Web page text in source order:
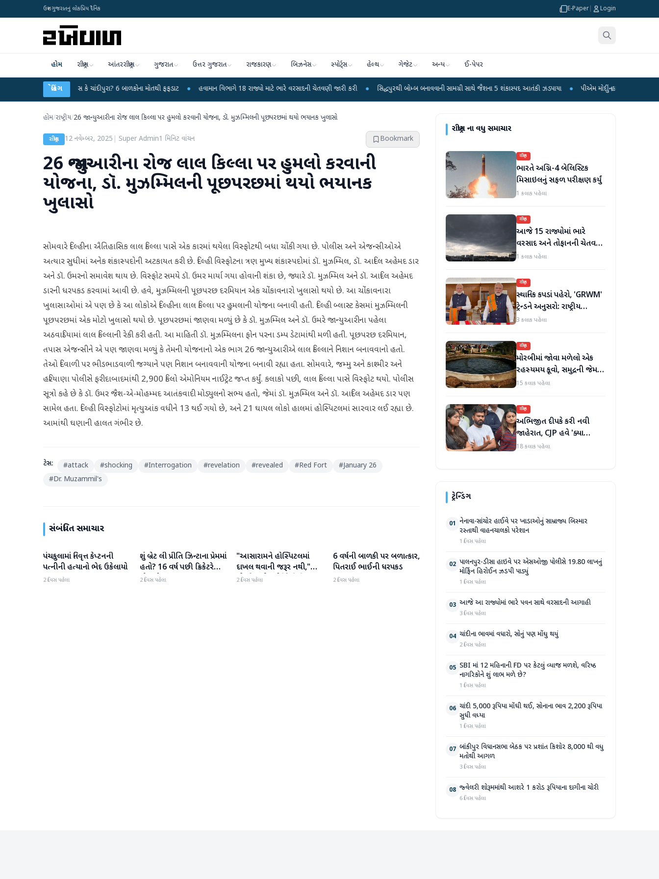
ઉત્તર ગુજરાતનું લોકપ્રિય દૈનિક E-Paper Login
હોમ રાષ્ટ્રીય આંતરરાષ્ટ્રીય ગુજરાત ઉત્તર ગુજરાત રાજકારણ બિઝનેસ સ્પોર્ટ્સ હેલ્થ ગેજેટ અન્ય ઈ-પેપર
બ્રેકિંગ
વાયરસ કે ચાંદીપુરા? 6 બાળકોના મોતથી ફફડાટ ● હવામાન વિભાગે 18 રાજ્યો માટે ભારે વરસાદની ચેતવણી જારી કરી ● સિદ્ધપુરથી બોમ્બ બનાવવાની સામગ્રી સાથે જૈશના 5 શંકાસ્પદ આતંકી ઝડપાયા ● પીએમ મોદીનું હસ્તલિખિત પોસ્ટકાર્ડ વિક્રમ-1
હોમ/રાષ્ટ્રીય/26 જાન્યુઆરીના રોજ લાલ કિલ્લા પર હુમલો કરવાની યોજના, ડૉ. મુઝમ્મિલની પૂછપરછમાં થયો ભયાનક ખુલાસો
રાષ્ટ્રીય 12 નવેમ્બર, 2025 Super Admin1 મિનિટ વાંચન Bookmark
26 જાન્યુઆરીના રોજ લાલ કિલ્લા પર હુમલો કરવાની
યોજના, ડૉ. મુઝમ્મિલની પૂછપરછમાં થયો ભયાનક
ખુલાસો
સોમવારે દિલ્હીના ઐતિહાસિક લાલ કિલ્લા પાસે એક કારમાં થયેલા વિસ્ફોટથી બધા ચોંકી ગયા છે. પોલીસ અને એજન્સીઓએ
અત્યાર સુધીમાં અનેક શંકાસ્પદોની અટકાયત કરી છે. દિલ્હી વિસ્ફોટના ત્રણ મુખ્ય શંકાસ્પદોમાં ડૉ. મુઝમ્મિલ, ડૉ. આદિલ અહેમદ ડાર
અને ડૉ. ઉમરનો સમાવેશ થાય છે. વિસ્ફોટ સમયે ડૉ. ઉમર માર્યા ગયા હોવાની શંકા છે, જ્યારે ડૉ. મુઝમ્મિલ અને ડૉ. આદિલ અહેમદ
ડારની ધરપકડ કરવામાં આવી છે. હવે, મુઝમ્મિલની પૂછપરછ દરમિયાન એક ચોંકાવનારો ખુલાસો થયો છે. આ ચોંકાવનારા
ખુલાસાઓમાં એ પણ છે કે આ લોકોએ દિલ્હીના લાલ કિલ્લા પર હુમલાની યોજના બનાવી હતી. દિલ્હી બ્લાસ્ટ કેસમાં મુઝમ્મિલની
પૂછપરછમાં એક મોટો ખુલાસો થયો છે. પૂછપરછમાં જાણવા મળ્યું છે કે ડૉ. મુઝમ્મિલ અને ડૉ. ઉમરે જાન્યુઆરીના પહેલા
અઠવાડિયામાં લાલ કિલ્લાની રેકી કરી હતી. આ માહિતી ડૉ. મુઝમ્મિલના ફોન પરના ડમ્પ ડેટામાંથી મળી હતી. પૂછપરછ દરમિયાન,
તપાસ એજન્સીને એ પણ જાણવા મળ્યું કે તેમની યોજનાનો એક ભાગ 26 જાન્યુઆરીએ લાલ કિલ્લાને નિશાન બનાવવાનો હતો.
તેઓ દિવાળી પર ભીડભાડવાળી જગ્યાને પણ નિશાન બનાવવાની યોજના બનાવી રહ્યા હતા. સોમવારે, જમ્મુ અને કાશ્મીર અને
હરિયાણા પોલીસે ફરીદાબાદમાંથી 2,900 કિલો એમોનિયમ નાઈટ્રેટ જપ્ત કર્યું. કલાકો પછી, લાલ કિલ્લા પાસે વિસ્ફોટ થયો. પોલીસ
સૂત્રો કહે છે કે ડૉ. ઉમર જૈશ-એ-મોહમ્મદ આતંકવાદી મોડ્યુલનો સભ્ય હતો, જેમાં ડૉ. મુઝમ્મિલ અને ડૉ. આદિલ અહેમદ ડાર પણ
સામેલ હતા. દિલ્હી વિસ્ફોટોમાં મૃત્યુઆંક વધીને 13 થઈ ગયો છે, અને 21 ઘાયલ લોકો હાલમાં હોસ્પિટલમાં સારવાર લઈ રહ્યા છે.
આમાંથી ઘણાની હાલત ગંભીર છે.
ટેગ્સ: #attack #shocking #Interrogation #revelation #revealed #Red Fort #January 26
#Dr. Muzammil's
સંબંધિત સમાચાર
રાષ્ટ્રીય
પંચકુલામાં નિવૃત્ત કેપ્ટનની
પત્નીની હત્યાનો ભેદ ઉકેલાયો
2 દિવસ પહેલા
રાષ્ટ્રીય
શું બ્રેટ લી પ્રીતિ ઝિન્ટાના પ્રેમમાં
હતો? 16 વર્ષ પછી ક્રિકેટરે
મૌન તોડ્યું
2 દિવસ પહેલા
રાષ્ટ્રીય
"આસારામને હોસ્પિટલમાં
દાખલ થવાની જરૂર નથી,"
એમ્સે સુપ્રીમ કોર્ટને વિવિધ
2 દિવસ પહેલા
રાષ્ટ્રીય
6 વર્ષની બાળકી પર બળાત્કાર,
પિતરાઈ ભાઈની ધરપકડ
2 દિવસ પહેલા
રાષ્ટ્રીયના વધુ સમાચાર
રાષ્ટ્રીય
ભારતે અગ્નિ-4 બેલિસ્ટિક
મિસાઇલનું સફળ પરીક્ષણ કર્યું
1 કલાક પહેલા
રાષ્ટ્રીય
આજે 15 રાજ્યોમાં ભારે
વરસાદ અને તોફાનની ચેતવણી
જારી
1 કલાક પહેલા
રાષ્ટ્રીય
સ્થાનિક કપડાં પહેરો, 'GRWM'
ટ્રેન્ડને અનુસરો: રાષ્ટ્રીય
હાથવણાટ દિવસ પર
3 કલાક પહેલા
રાષ્ટ્રીય
મોરબીમાં જોવા મળેલો એક
રહસ્યમય કૂવો, સમુદ્રની જેમ
હિલોળા ખાતું પાણી
15 કલાક પહેલા
રાષ્ટ્રીય
અભિજીત દીપકે કરી નવી
જાહેરાત, CJP હવે 'ક્યા
બોલતી પબ્લિક' અભિયાન શરૂ
18 કલાક પહેલા
ટ્રેન્ડિંગ
01 નેનાવા-સાંચોર હાઈવે પર ખાડાઓનું સામ્રાજ્ય બિસ્માર
રસ્તાથી વાહનચાલકો પરેશાન
1 દિવસ પહેલા
02 પાલનપુર-ડીસા હાઇવે પર એસઓજી પોલીસે 19.80 લાખનું
મોર્ફિન હિરોઈન ઝડપી પાડ્યું
1 દિવસ પહેલા
03 આજે આ રાજ્યોમાં ભારે પવન સાથે વરસાદની આગાહી
3 દિવસ પહેલા
04 ચાંદીના ભાવમાં વધારો, સોનું પણ મોંઘુ થયું
2 દિવસ પહેલા
05 SBI માં 12 મહિનાની FD પર કેટલું વ્યાજ મળશે, વરિષ્ઠ
નાગરિકોને શું લાભ મળે છે?
1 દિવસ પહેલા
06 ચાંદી 5,000 રૂપિયા મોંઘી થઈ, સોનાના ભાવ 2,200 રૂપિયા
સુધી વધ્યા
1 દિવસ પહેલા
07 બાંકીપુર વિધાનસભા બેઠક પર પ્રશાંત કિશોર 8,000 થી વધુ
મતોથી આગળ
3 દિવસ પહેલા
08 જ્વેલરી શોરૂમમાંથી આશરે 1 કરોડ રૂપિયાના દાગીના ચોરી
6 દિવસ પહેલા